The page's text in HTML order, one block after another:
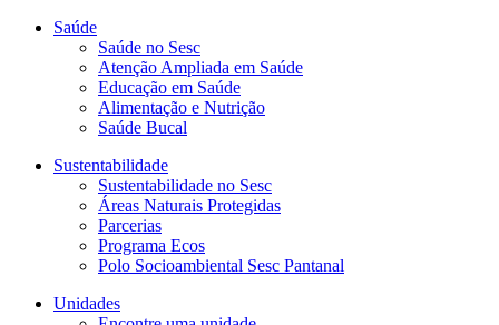
Saúde
Saúde no Sesc
Atenção Ampliada em Saúde
Educação em Saúde
Alimentação e Nutrição
Saúde Bucal
Sustentabilidade
Sustentabilidade no Sesc
Áreas Naturais Protegidas
Parcerias
Programa Ecos
Polo Socioambiental Sesc Pantanal
Unidades